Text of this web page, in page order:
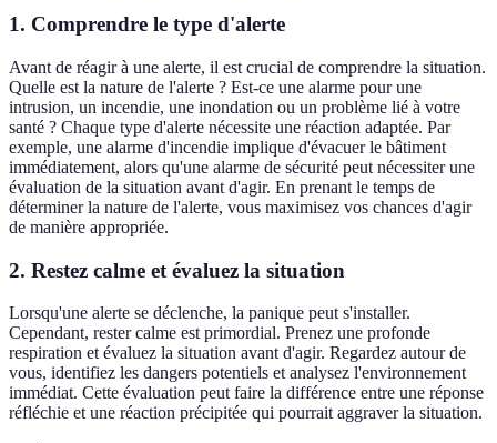
1. Comprendre le type d'alerte
Avant de réagir à une alerte, il est crucial de comprendre la situation.
Quelle est la nature de l'alerte ? Est-ce une alarme pour une
intrusion, un incendie, une inondation ou un problème lié à votre
santé ? Chaque type d'alerte nécessite une réaction adaptée. Par
exemple, une alarme d'incendie implique d'évacuer le bâtiment
immédiatement, alors qu'une alarme de sécurité peut nécessiter une
évaluation de la situation avant d'agir. En prenant le temps de
déterminer la nature de l'alerte, vous maximisez vos chances d'agir
de manière appropriée.
2. Restez calme et évaluez la situation
Lorsqu'une alerte se déclenche, la panique peut s'installer.
Cependant, rester calme est primordial. Prenez une profonde
respiration et évaluez la situation avant d'agir. Regardez autour de
vous, identifiez les dangers potentiels et analysez l'environnement
immédiat. Cette évaluation peut faire la différence entre une réponse
réfléchie et une réaction précipitée qui pourrait aggraver la situation.